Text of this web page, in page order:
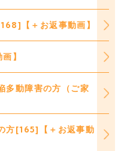
【＋お返事動画】
】
多動障害の方（ご家
方[165]【＋お返事動